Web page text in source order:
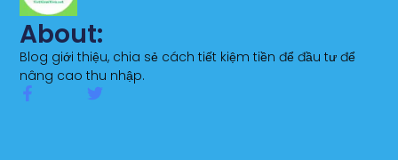
About:
Blog giới thiệu, chia sẻ cách tiết kiệm tiền để đầu tư để
nâng cao thu nhập.